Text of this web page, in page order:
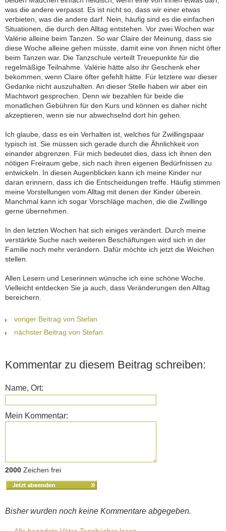
was die andere verpasst. Es ist nicht so, dass wir einer etwas
verbieten, was die andere darf. Nein, häufig sind es die einfachen
Situationen, die durch den Alltag entstehen. Vor zwei Wochen war
Valérie alleine beim Tanzen. So war Claire der Meinung, dass sie
diese Woche alleine gehen müsste, damit eine von ihnen nicht öfter
beim Tanzen war. Die Tanzschule verteilt Treuepunkte für die
regelmäßige Teilnahme. Valérie hätte also ihr Geschenk eher
bekommen, wenn Claire öfter gefehlt hätte. Für letztere war dieser
Gedanke nicht auszuhalten. An dieser Stelle haben wir aber ein
Machtwort gesprochen. Denn wir bezahlen für beide die
monatlichen Gebühren für den Kurs und können es daher nicht
akzeptieren, wenn sie nur abwechselnd dort hin gehen.
Ich glaube, dass es ein Verhalten ist, welches für Zwillingspaar
typisch ist. Sie müssen sich gerade durch die Ähnlichkeit von
einander abgrenzen. Für mich bedeutet dies, dass ich ihnen den
nötigen Freiraum gebe, sich nach ihren eigenen Bedürfnissen zu
entwickeln. In diesen Augenblicken kann ich meine Kinder nur
daran erinnern, dass ich die Entscheidungen treffe. Häufig stimmen
meine Vorstellungen vom Alltag mit denen der Kinder überein.
Manchmal kann ich sogar Vorschläge machen, die die Zwillinge
gerne übernehmen.
In den letzten Wochen hat sich einiges verändert. Durch meine
verstärkte Suche nach weiteren Beschäftungen wird sich in der
Familie noch mehr verändern. Dafür möchte ich jetzt die Weichen
stellen.
Allen Lesern und Leserinnen wünsche ich eine schöne Woche.
Vielleicht entdecken Sie ja auch, dass Veränderungen den Alltag
bereichern.
voriger Beitrag von Stefan
nächster Beitrag von Stefan
Kommentar zu diesem Beitrag schreiben:
Name, Ort:
Mein Kommentar:
2000 Zeichen frei
Bisher wurden noch keine Kommentare abgegeben.